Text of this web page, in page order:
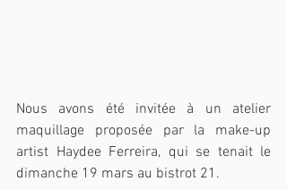
Nous avons été invitée à un atelier
maquillage proposée par la make-up
artist Haydee Ferreira, qui se tenait le
dimanche 19 mars au bistrot 21.